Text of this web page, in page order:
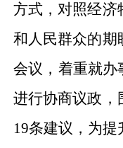
方式，对照经济
和人民群众的期
会议，着重就办
进行协商议政，
19条建议，为提